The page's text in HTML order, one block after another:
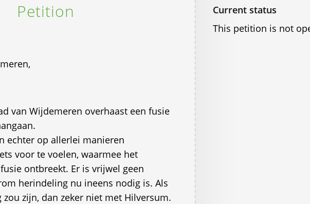
Petition
van Wijdemeren overhaast een fusie
echter op allerlei manieren
voor te voelen, waarmee het
ontbreekt. Er is vrijwel geen
herindeling nu ineens nodig is. Als
zijn, dan zeker niet met Hilversum.
Current status
This petition is not